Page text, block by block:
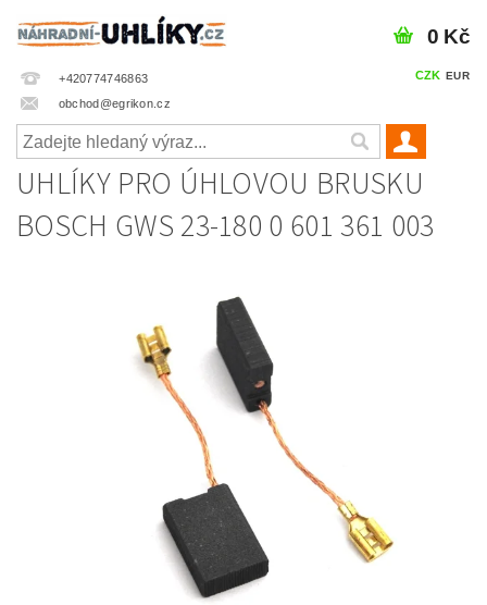
+420774746863
obchod@egrikon.cz
CZK EUR
0 Kč
UHLÍKY PRO ÚHLOVOU BRUSKU
BOSCH GWS 23-180 0 601 361 003